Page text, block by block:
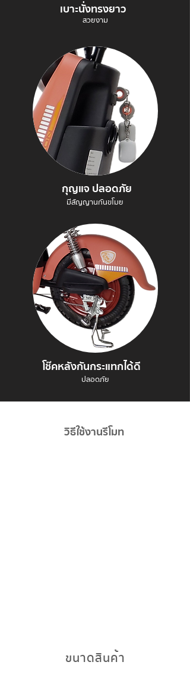
เบาะนั่งทรงยาว
สวยงาม
กุญแจ ปลอดภัย
มีสัญญานกันขโมย
โช๊คหลังกันกระแทกได้ดี
ปลอดภัย
วิธีใช้งานรีโมท
ขนาดสินค้า